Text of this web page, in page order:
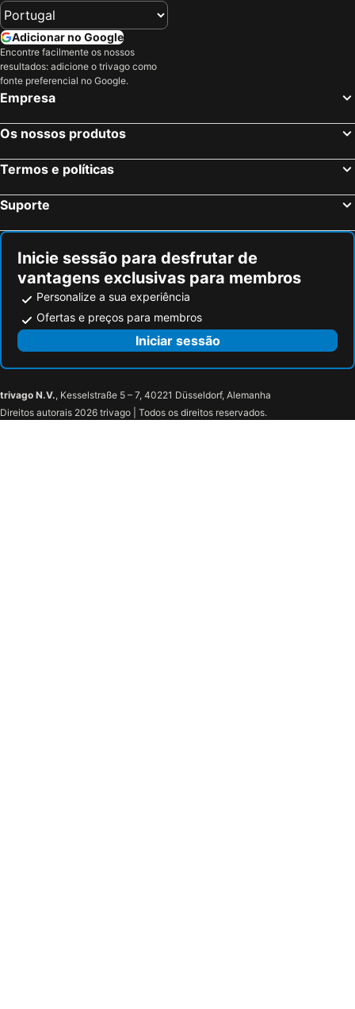
Adicionar no Google
Encontre facilmente os nossos
resultados: adicione o trivago como
fonte preferencial no Google.
Empresa
Os nossos produtos
Termos e políticas
Suporte
Inicie sessão para desfrutar de
vantagens exclusivas para membros
Personalize a sua experiência
Ofertas e preços para membros
Iniciar sessão
trivago N.V., Kesselstraße 5 – 7, 40221 Düsseldorf, Alemanha
Direitos autorais 2026 trivago | Todos os direitos reservados.